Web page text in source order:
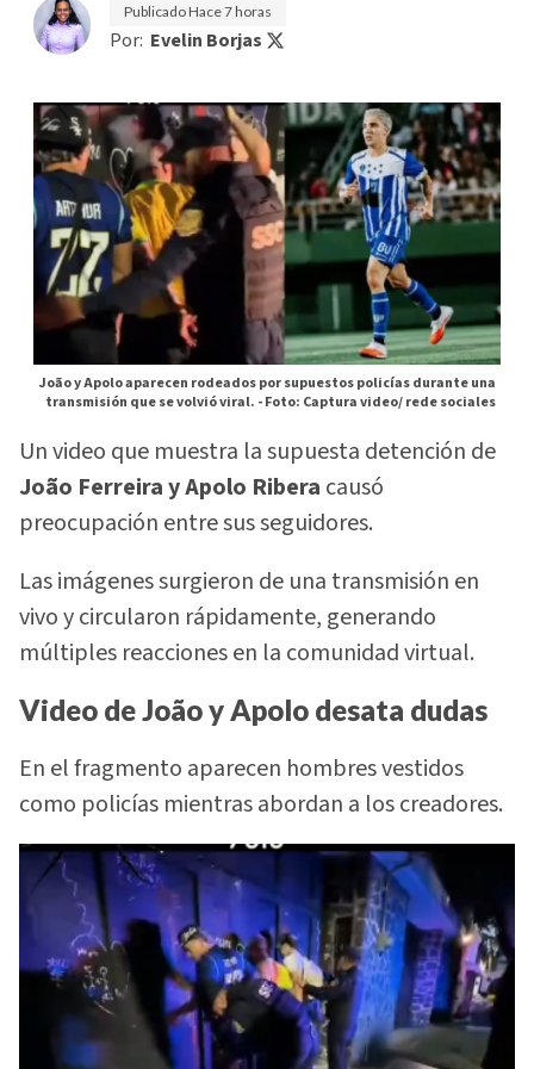
PublicadoHace 7 horas
Por: Evelin Borjas
João y Apolo aparecen rodeados por supuestos policías durante una
transmisión que se volvió viral. -Foto: Captura video/ rede sociales
Un video que muestra la supuesta detención de
João Ferreira y Apolo Ribera causó
preocupación entre sus seguidores.
Las imágenes surgieron de una transmisión en
vivo y circularon rápidamente, generando
múltiples reacciones en la comunidad virtual.
Video de João y Apolo desata dudas
En el fragmento aparecen hombres vestidos
como policías mientras abordan a los creadores.